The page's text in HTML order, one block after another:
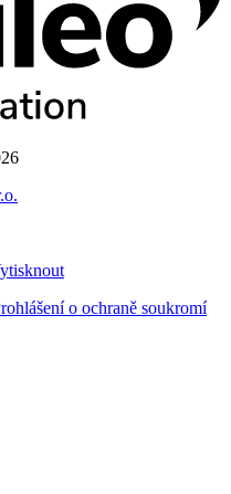
o ochraně soukromí